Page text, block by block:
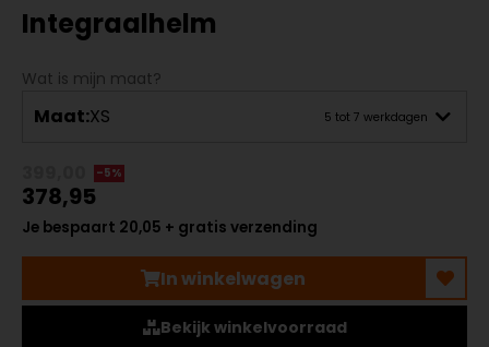
Integraalhelm
Wat is mijn maat?
Maat:XS 5 tot 7 werkdagen
-5%
378,95
Je bespaart 20,05 + gratis verzending
In winkelwagen
Bekijk winkelvoorraad